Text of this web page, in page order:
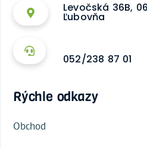
Levočská 36B,
Ľubovňa
052/238 87 01
Rýchle odkazy
Obchod